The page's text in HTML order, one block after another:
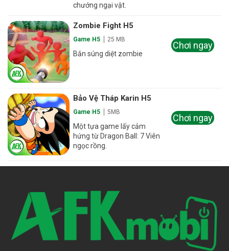
chướng ngại vật.
Zombie Fight H5
Game H5 25 MB
Bắn súng diệt zombie
Chơi ngay
Bảo Vệ Tháp Karin H5
Game H5 5MB
Một tựa game lấy cảm
hứng từ Dragon Ball: 7 Viên
ngọc rồng.
Chơi ngay